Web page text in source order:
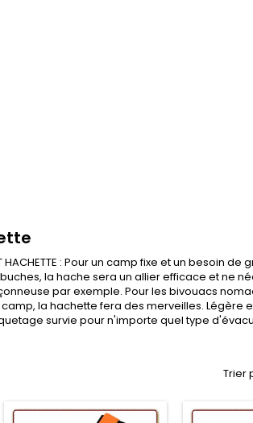
HACHETTE : Pour un camp fixe et un besoin
la hache sera un allier efficace et ne
par exemple. Pour les bivouacs
la hachette fera des merveilles. Légère
survie pour n'importe quel type
Trier